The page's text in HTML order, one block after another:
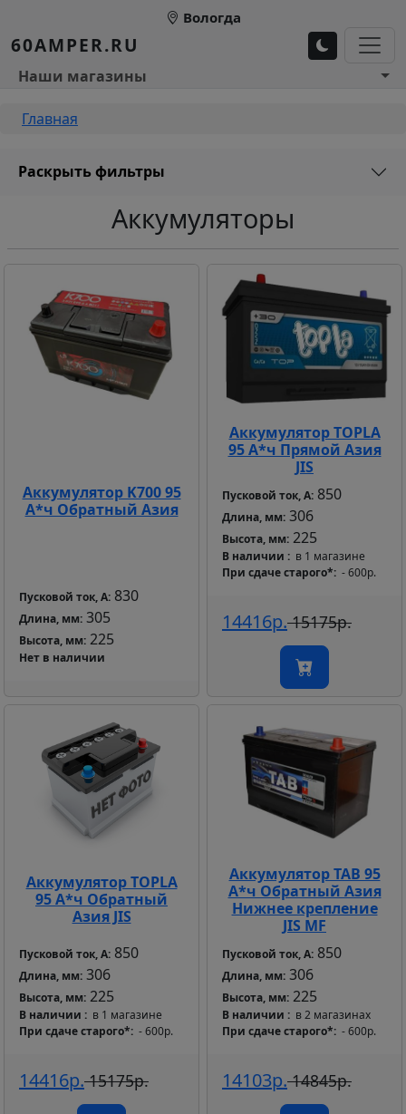
Перейти к основному содержанию
Вологда
60AMPER.RU
Основное меню 1
Наши магазины
Строка навигации
Главная
Раскрыть фильтры
Аккумуляторы
Аккумулятор K700 95
А*ч Обратный Азия
Пусковой ток, А: 830
Длина, мм: 305
Высота, мм: 225
Нет в наличии
Аккумулятор TOPLA
95 А*ч Прямой Азия
JIS
Пусковой ток, А: 850
Длина, мм: 306
Высота, мм: 225
В наличии
в 1 магазине
При сдаче старого* - 600р.
14416р.15175р.
Аккумулятор TOPLA
95 А*ч Обратный
Азия JIS
Пусковой ток, А: 850
Длина, мм: 306
Высота, мм: 225
В наличии
в 1 магазине
При сдаче старого* - 600р.
14416р.15175р.
Аккумулятор TAB 95
А*ч Обратный Азия
Нижнее крепление
JIS MF
Пусковой ток, А: 850
Длина, мм: 306
Высота, мм: 225
В наличии
в 2 магазинах
При сдаче старого* - 600р.
14103р.14845р.